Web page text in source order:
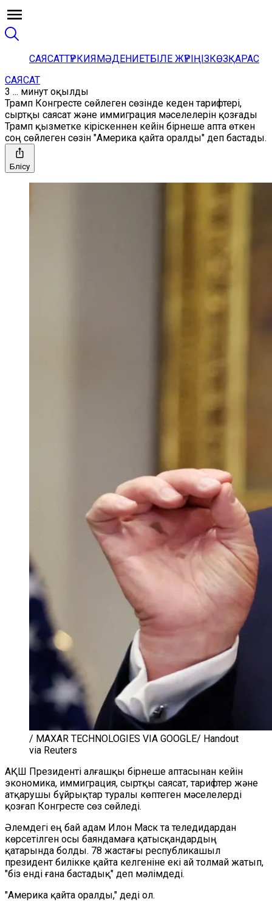
САЯСАТТҮРКИЯМӘДЕНИЕТБІЛЕ ЖҮРІҢІЗКӨЗҚАРАС
САЯСАТ
3 ... минут оқылды
Трамп Конгресте сөйлеген сөзінде кеден тарифтері,
сыртқы саясат және иммиграция мәселелерін қозғады
Трамп қызметке кіріскеннен кейін бірнеше апта өткен
соң сөйлеген сөзін "Америка қайта оралды" деп бастады.
Бөлісу
/ MAXAR TECHNOLOGIES VIA GOOGLE/ Handout
via Reuters
АҚШ Президенті алғашқы бірнеше аптасынан кейін
экономика, иммиграция, сыртқы саясат, тарифтер және
атқарушы бұйрықтар туралы көптеген мәселелерді
қозғап Конгресте сөз сөйледі.
Әлемдегі ең бай адам Илон Маск та теледидардан
көрсетілген осы баяндамаға қатысқандардың
қатарында болды. 78 жастағы республикашыл
президент билікке қайта келгеніне екі ай толмай жатып,
"біз енді ғана бастадық" деп мәлімдеді.
"Америка қайта оралды," деді ол.